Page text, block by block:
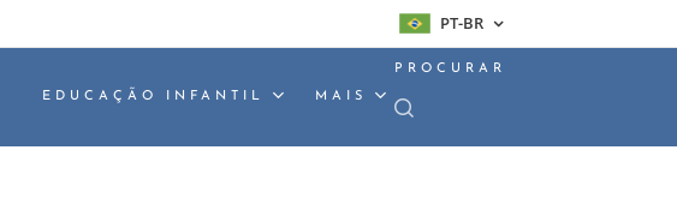
PT-BR
EDUCAÇÃO INFANTIL MAIS
PROCURAR